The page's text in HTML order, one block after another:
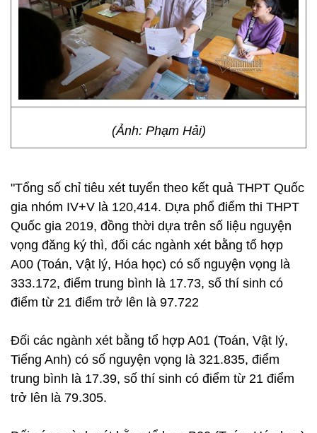
(Ảnh: Phạm Hải)
"Tổng số chỉ tiêu xét tuyển theo kết quả THPT Quốc
gia nhóm IV+V là 120,414. Dựa phổ điểm thi THPT
Quốc gia 2019, đồng thời dựa trên số liệu nguyện
vọng đăng ký thì, đối các ngành xét bằng tổ hợp
A00 (Toán, Vật lý, Hóa học) có số nguyện vọng là
333.172, điểm trung bình là 17.73, số thí sinh có
điểm từ 21 điểm trở lên là 97.722
Đối các ngành xét bằng tổ hợp A01 (Toán, Vật lý,
Tiếng Anh) có số nguyện vọng là 321.835, điểm
trung bình là 17.39, số thí sinh có điểm từ 21 điểm
trở lên là 79.305.